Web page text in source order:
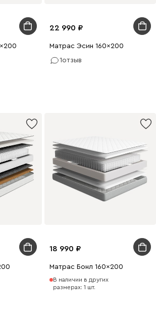
22 990
Матрас Эсин 160x200
1отзыв
18 990
Матрас Бонл 160x200
В наличии в других
размерах: 1 шт.